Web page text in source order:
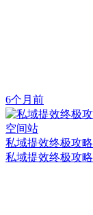
6个月前
私域提效终极攻
私域提效终极攻